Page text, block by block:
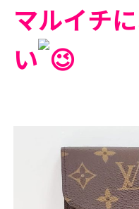
マルイチ
い